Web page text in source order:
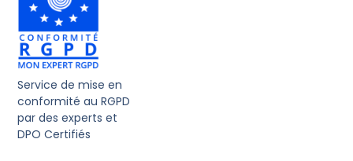
Service de mise en
conformité au RGPD
par des experts et
DPO Certifiés